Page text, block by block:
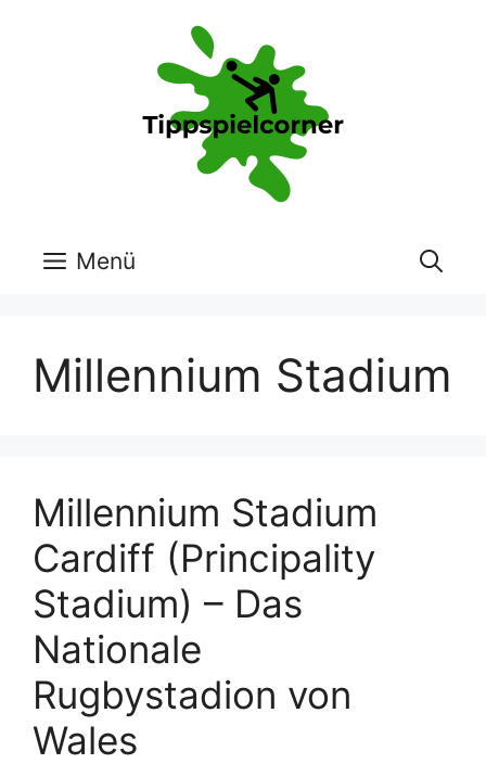
Menü
Millennium Stadium
Millennium Stadium
Cardiff (Principality
Stadium) – Das
Nationale
Rugbystadion von
Wales